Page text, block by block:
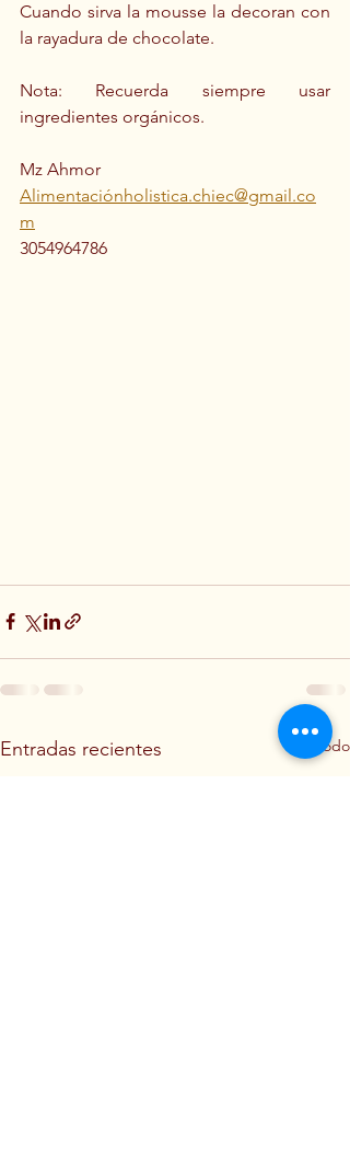
Cuando sirva la mousse la decoran con
la rayadura de chocolate.
Nota: Recuerda siempre usar
ingredientes orgánicos.
Mz Ahmor
Alimentaciónholistica.chiec@gmail.co
m
3054964786
Entradas recientes Ver todo